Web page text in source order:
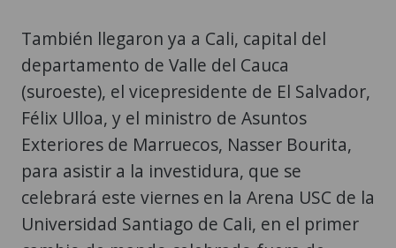
(suroeste), el vicepresidente de El Salvador,
Félix Ulloa, y el ministro de Asuntos
Exteriores de Marruecos, Nasser Bourita,
para asistir a la investidura, que se
celebrará este viernes en la Arena USC de la
Universidad Santiago de Cali, en el primer
cambio de mando celebrado fuera de
Bogotá en la historia reciente del país.